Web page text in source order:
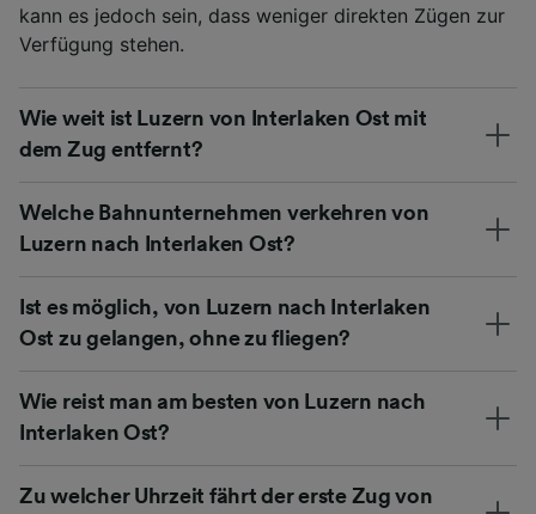
kann es jedoch sein, dass weniger direkten Zügen zur
Verfügung stehen.
Wie weit ist Luzern von Interlaken Ost mit
dem Zug entfernt?
Welche Bahnunternehmen verkehren von
Luzern nach Interlaken Ost?
Ist es möglich, von Luzern nach Interlaken
Ost zu gelangen, ohne zu fliegen?
Wie reist man am besten von Luzern nach
Interlaken Ost?
Zu welcher Uhrzeit fährt der erste Zug von